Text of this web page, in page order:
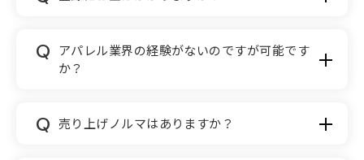
Q
アパレル業界の経験がないのですが可能です
か？
でも、お客様への丁寧な接客ができれば大丈
Q 売り上げノルマはありますか？